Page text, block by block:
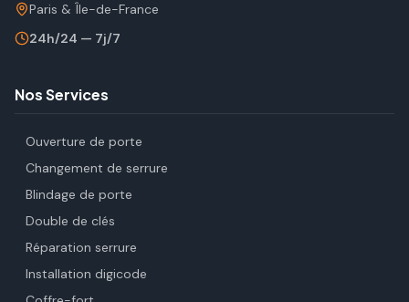
Paris & Île-de-France
24h/24 — 7j/7
Nos Services
Ouverture de porte
Changement de serrure
Blindage de porte
Double de clés
Réparation serrure
Installation digicode